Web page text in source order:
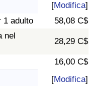
[Modifica]
1 adulto
58,08 C$
nel
28,29 C$
16,00 C$
[Modifica]